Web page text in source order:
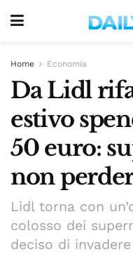
Home Economia
Da Lidl
estivo
50 euro:
non
Lidl torna con
colosso dei
deciso di